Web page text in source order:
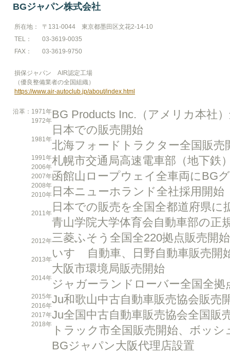
BGジャパン株式会社
所在地：
〒131-0044 東京都墨田区文花2-14-10
TEL：
03-3619-0035
FAX：
03-3619-9750
損保ジャパン AIR認定工場
（優良整備業者の全国組織）
https://www.air-autoclub.jp/about/index.html
沿革： 1971年
1972年
1981年
1991年
2006年
2007年
2008年
2010年
2011年
2012年
2013年
2014年
2015年
2016年
2017年
2018年
BG Products Inc.（アメリカ本社
日本での販売開始
北海フォードトラクター全国販売
札幌市交通局高速電車部（地下鉄
函館山ロープウェイ全車両にBG
日本ニューホランド全社採用開始
日本での販売を全国全都道府県に
青山学院大学体育会自動車部の正
三菱ふそう全国全220拠点販売開始
いすゞ自動車、日野自動車販売開
大阪市環境局販売開始
ジャガーランドローバー全国全拠
Ju和歌山中古自動車販売協会販売
Ju全国中古自動車販売協会全国販
トラック市全国販売開始、ボッ
BGジャパン大阪代理店設置